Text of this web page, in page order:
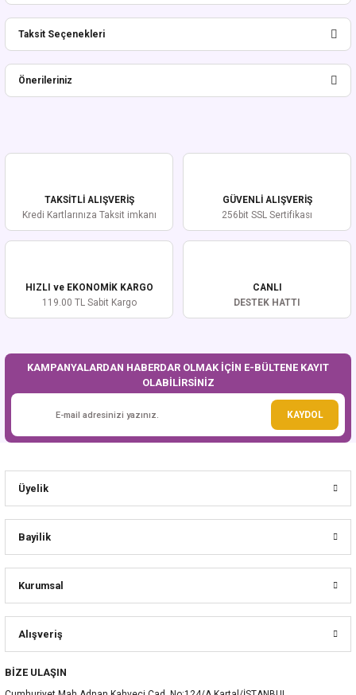
Bu ürüne ilk yorumu siz yapın!
Taksit Seçenekleri
Önerileriniz
Ürün resmi kalitesiz, bozuk veya görüntülenemiyor.
Ürün fiyatı diğer sitelerden daha pahalı.
Bu ürüne benzer farklı alternatifler olmalı.
TAKSİTLİ ALIŞVERİŞ
Kredi Kartlarınıza Taksit imkanı
GÜVENLİ ALIŞVERİŞ
256bit SSL Sertifikası
HIZLI ve EKONOMİK KARGO
119.00 TL Sabit Kargo
CANLI
DESTEK HATTI
KAMPANYALARDAN HABERDAR OLMAK İÇİN E-BÜLTENE KAYIT
OLABİLİRSİNİZ
KAYDOL
Üyelik
Bayilik
Kurumsal
Alışveriş
BİZE ULAŞIN